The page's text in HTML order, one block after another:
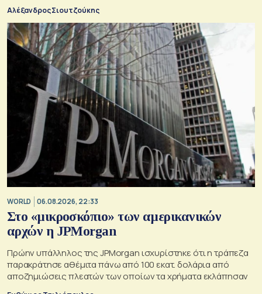
Αλέξανδρος Σιουτζούκης
WORLD 06.08.2026, 22:33
Στο «μικροσκόπιο» των αμερικανικών
αρχών η JPMorgan
Πρώην υπάλληλος της JPMorgan ισχυρίστηκε ότι η τράπεζα
παρακράτησε αθέμιτα πάνω από 100 εκατ. δολάρια από
αποζημιώσεις πλεατών των οποίων τα χρήματα εκλάπησαν